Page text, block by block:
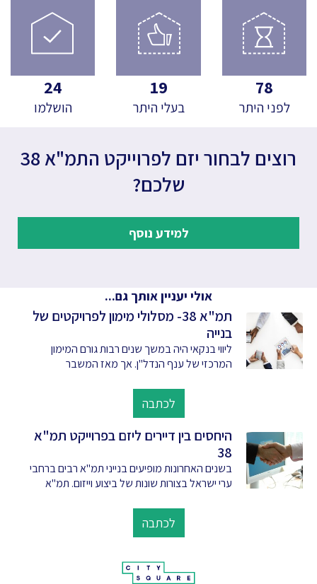
78
לפני היתר
19
בעלי היתר
24
הושלמו
רוצים לבחור יזם לפרוייקט התמ"א 38
שלכם?
למידע נוסף
אולי יעניין אותך גם...
תמ"א 38- מסלולי מימון לפרויקטים של
בנייה
ליווי בנקאי היה במשך שנים רבות גורם המימון
המרכזי של ענף הנדל"ן. אך מאז המשבר
לכתבה
היחסים בין דיירים ליזם בפרוייקט תמ"א
38
בשנים האחרונות מופיעים בנייני תמ"א רבים ברחבי
ערי ישראל בצורות שונות של ביצוע וייזום. תמ"א
לכתבה